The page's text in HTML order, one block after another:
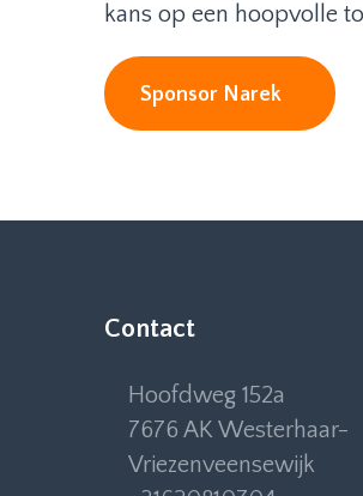
kans op een hoopvolle
Sponsor Narek
Contact
Hoofdweg 152a
7676 AK Westerhaar-
Vriezenveensewijk